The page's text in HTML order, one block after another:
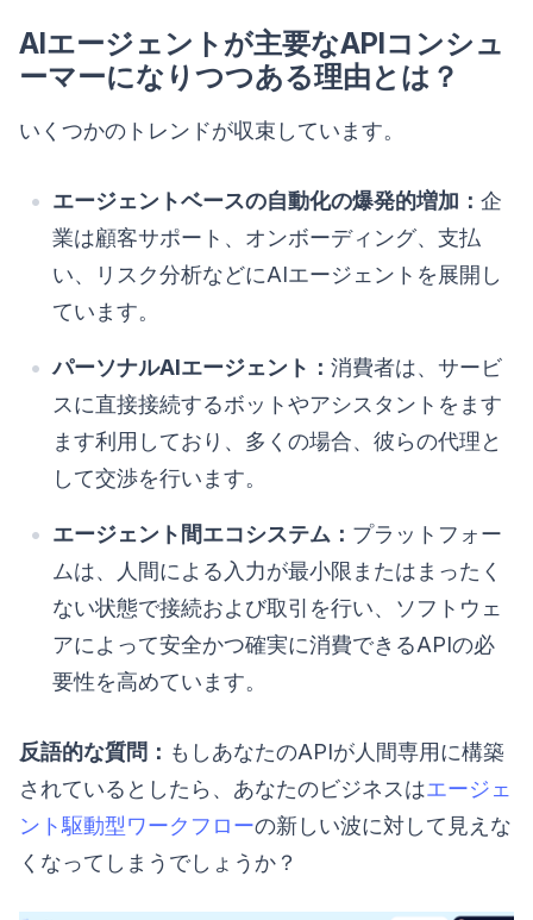
AIエージェントが主要なAPIコンシュ
ーマーになりつつある理由とは？
いくつかのトレンドが収束しています。
エージェントベースの自動化の爆発的増加： 企
業は顧客サポート、オンボーディング、支払
い、リスク分析などにAIエージェントを展開し
ています。
パーソナルAIエージェント： 消費者は、サービ
スに直接接続するボットやアシスタントをます
ます利用しており、多くの場合、彼らの代理と
して交渉を行います。
エージェント間エコシステム： プラットフォー
ムは、人間による入力が最小限またはまったく
ない状態で接続および取引を行い、ソフトウェ
アによって安全かつ確実に消費できるAPIの必
要性を高めています。
反語的な質問： もしあなたのAPIが人間専用に構築
されているとしたら、あなたのビジネスはエージェ
ント駆動型ワークフローの新しい波に対して見えな
くなってしまうでしょうか？